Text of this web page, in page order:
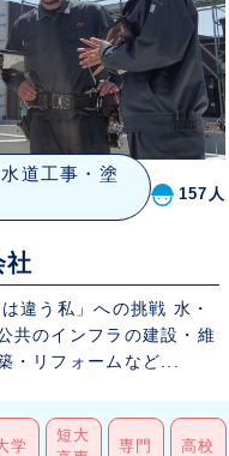
道工事・塗
157人
社
違う私」への挑戦 水・
共のインフラの建設・維
・リフォームなど...
学
短大
専門 高校